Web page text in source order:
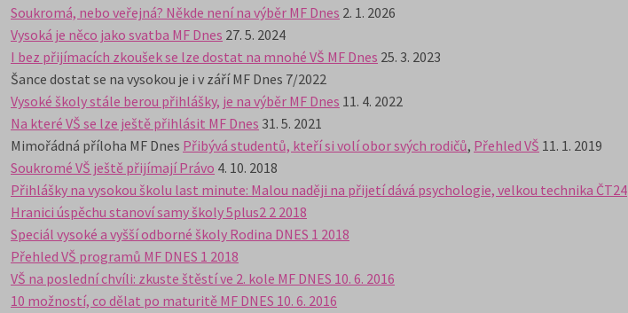
Soukromá, nebo veřejná? Někde není na výběr MF Dnes 2. 1. 2026
Vysoká je něco jako svatba MF Dnes 27. 5. 2024
I bez přijímacích zkoušek se lze dostat na mnohé VŠ MF Dnes 25. 3. 2023
Šance dostat se na vysokou je i v září MF Dnes 7/2022
Vysoké školy stále berou přihlášky, je na výběr MF Dnes 11. 4. 2022
Na které VŠ se lze ještě přihlásit MF Dnes 31. 5. 2021
Mimořádná příloha MF Dnes Přibývá studentů, kteří si volí obor svých rodičů, Přehled VŠ 11. 1. 2019
Soukromé VŠ ještě přijímají Právo 4. 10. 2018
Přihlášky na vysokou školu last minute: Malou naději na přijetí dává psychologie, velkou technika ČT24
Hranici úspěchu stanoví samy školy 5plus2 2 2018
Speciál vysoké a vyšší odborné školy Rodina DNES 1 2018
Přehled VŠ programů MF DNES 1 2018
VŠ na poslední chvíli: zkuste štěstí ve 2. kole MF DNES 10. 6. 2016
10 možností, co dělat po maturitě MF DNES 10. 6. 2016